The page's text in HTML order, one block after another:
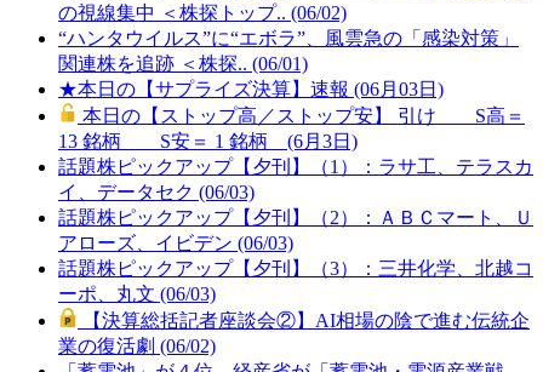
の視線集中 ＜株探トップ.. (06/02)
“ハンタウイルス”に“エボラ”、風雲急の「感染対策」
関連株を追跡 ＜株探.. (06/01)
★本日の【サプライズ決算】速報 (06月03日)
本日の【ストップ高／ストップ安】 引け S高＝
13 銘柄 S安＝ 1 銘柄 (6月3日)
話題株ピックアップ【夕刊】（1）：ラサ工、テラスカ
イ、データセク (06/03)
話題株ピックアップ【夕刊】（2）：ＡＢＣマート、Ｕ
アローズ、イビデン (06/03)
話題株ピックアップ【夕刊】（3）：三井化学、北越コ
ーポ、丸文 (06/03)
【決算総括記者座談会②】AI相場の陰で進む伝統企
業の復活劇 (06/02)